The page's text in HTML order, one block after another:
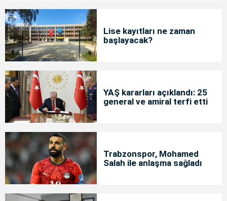
Lise kayıtları ne zaman
başlayacak?
YAŞ kararları açıklandı: 25
general ve amiral terfi etti
Trabzonspor, Mohamed
Salah ile anlaşma sağladı